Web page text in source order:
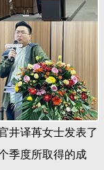
井译苒女士发表了
季度所取得的成